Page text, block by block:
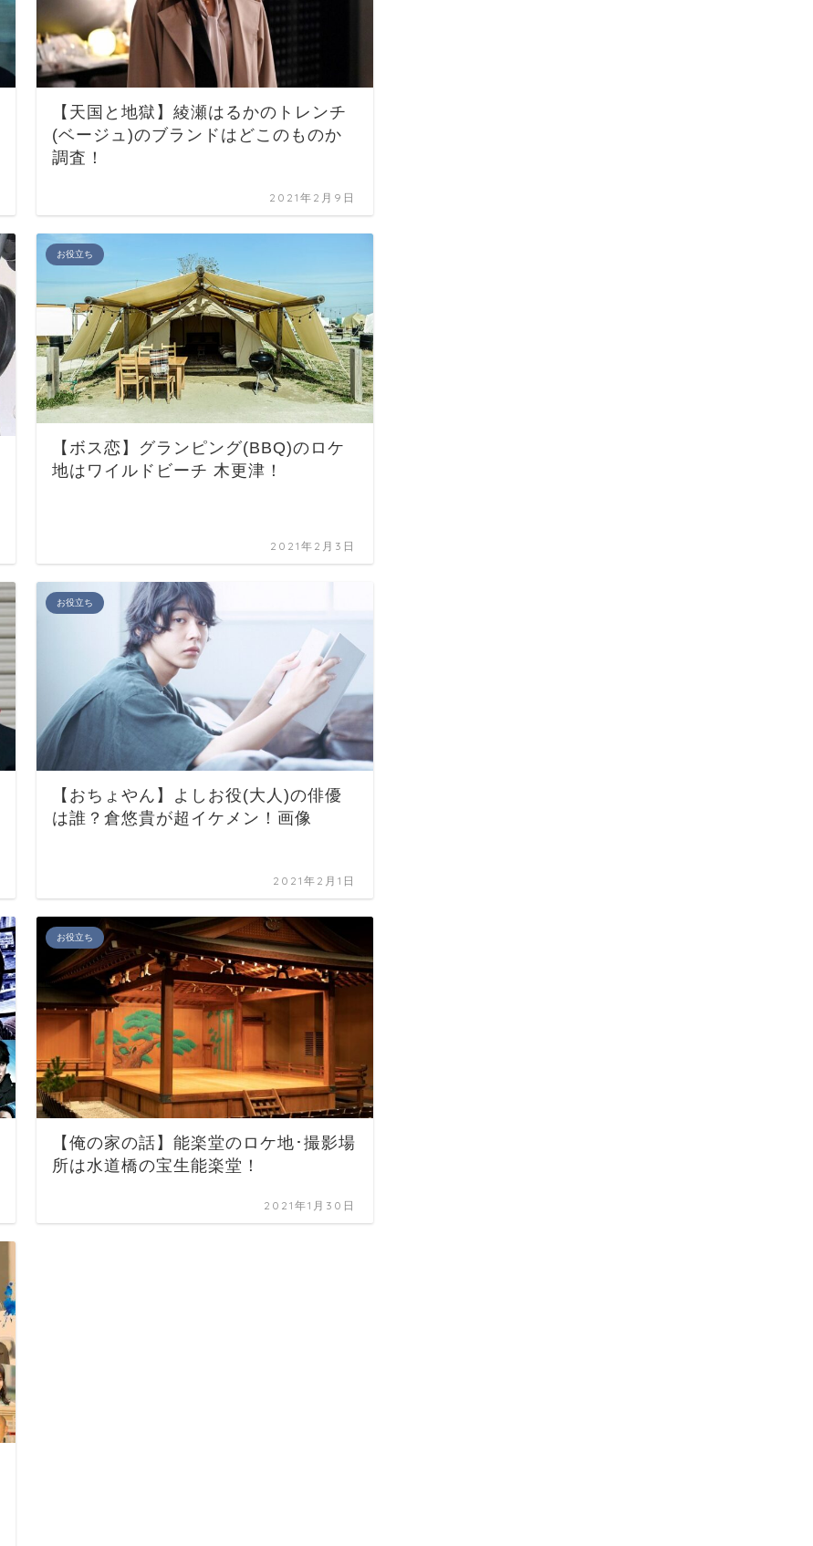
【天国と地獄】綾瀬はるかのトレンチ
(ベージュ)のブランドはどこのものか
調査！
2021年2月9日
お役立ち
【ボス恋】グランピング(BBQ)のロケ
地はワイルドビーチ 木更津！
2021年2月3日
お役立ち
【おちょやん】よしお役(大人)の俳優
は誰？倉悠貴が超イケメン！画像
2021年2月1日
お役立ち
【俺の家の話】能楽堂のロケ地･撮影場
所は水道橋の宝生能楽堂！
2021年1月30日